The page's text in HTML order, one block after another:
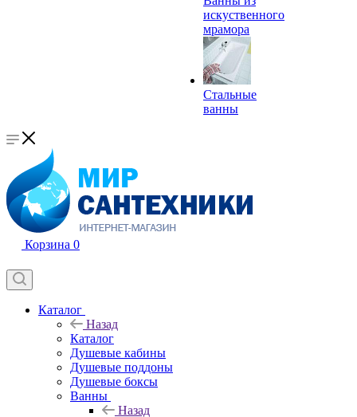
искуственного
мрамора
Стальные
ванны
Корзина 0
Каталог
Назад
Каталог
Душевые кабины
Душевые поддоны
Душевые боксы
Ванны
Назад